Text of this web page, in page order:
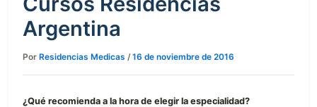
Argentina
Por Residencias Medicas /16 de noviembre de 2016
¿Qué recomienda a la hora de elegir la especialidad?